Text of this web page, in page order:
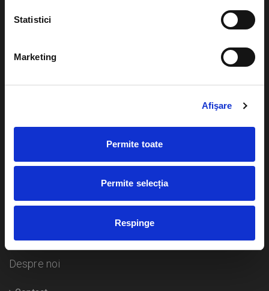
Statistici
Marketing
Afişare
Permite toate
Permite selecția
Respinge
Plata online sau cash
Livrare prin curier
Duplicare bilete
Concerte si
Despre noi